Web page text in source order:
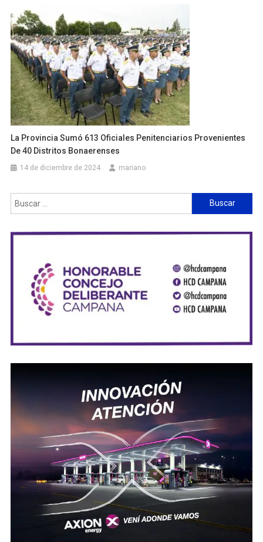
La Provincia Sumó 613 Oficiales Penitenciarios Provenientes
De 40 Distritos Bonaerenses
14 de diciembre de 2024 mariano
Buscar: